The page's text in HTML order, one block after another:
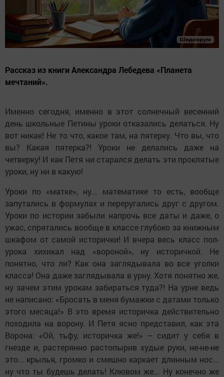
Рассказ из книги Александра Лебедева «Планета
мечтаний».
Именно сегодня, именно в этот солнечный весенний
день школьные Петины уроки отказались делаться. Ну
вот никак! Не то что, какое там, на пятерку. Что вы, что
вы? Какая пятерка?! Уроки не делались даже на
четверку! И как Петя ни старался делать эти проклятые
уроки, ну ни в какую!
Уроки по «матке», ну... математике то есть, вообще
запутались в формулах и переругались друг с другом.
Уроки по истории забыли напрочь все даты и даже, о
ужас, спрятались вообще в классе глубоко за книжным
шкафом от самой исторички! И вчера весь класс пол-
урока хихикал над «вороной», ну историчкой. Не
понятно, что ли? Как она заглядывала во все уголки
класса! Она даже заглядывала в урну. Хотя понятно же,
ну зачем этим урокам забираться туда?! На урне ведь
не написано: «Бросать в меня бумажки с датами только
этого месяца!» В это время историчка действительно
походила на ворону. И Петя ясно представил, как эта
Ворона: «Ой, тьфу, историчка же!» – сидит у себя в
гнезде и, растерянно растопырив худые руки, не-не-не
это... крылья, громко и смешно каркает длинным нос...
ну что ты будешь делать! Клювом же... Ну конечно же